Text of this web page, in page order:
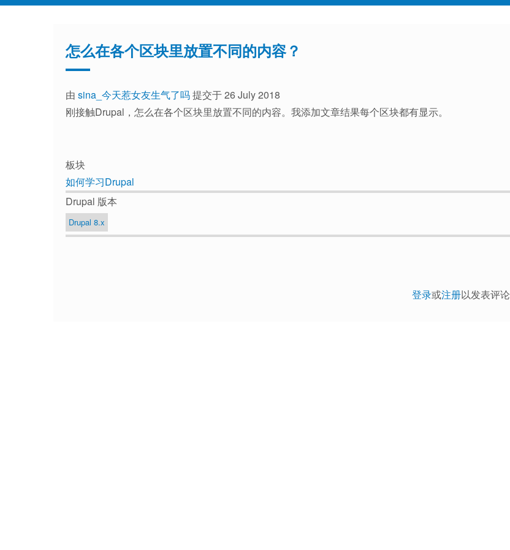
怎么在各个区块里放置不同的内容？
由 sina_今天惹女友生气了吗提交于 26 July 2018
刚接触Drupal，怎么在各个区块里放置不同的内容。我添加文章结果每个区块都有显示。
板块
如何学习Drupal
Drupal 版本
Drupal 8.x
登录或注册以发表评论